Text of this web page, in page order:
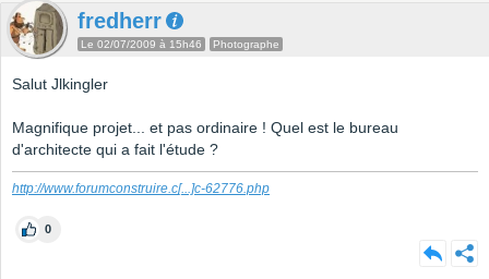
fredherr
Le 02/07/2009 à 15h46 Photographe
Salut Jlkingler
Magnifique projet... et pas ordinaire ! Quel est le bureau
d'architecte qui a fait l'étude ?
http://www.forumconstruire.c[...]c-62776.php
0